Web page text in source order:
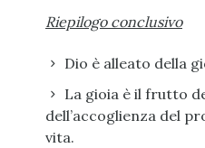
Riepilogo conclusivo
Dio è alleato della
La gioia è il frutto
dell’accoglienza del
vita.